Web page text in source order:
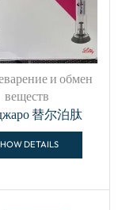
и обмен
веществ
替尔泊肽
DETAILS